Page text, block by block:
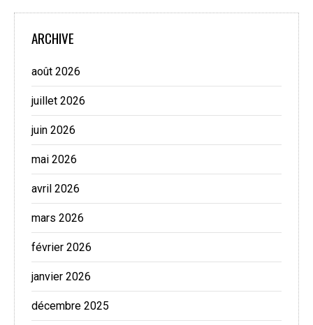
ARCHIVE
août 2026
juillet 2026
juin 2026
mai 2026
avril 2026
mars 2026
février 2026
janvier 2026
décembre 2025